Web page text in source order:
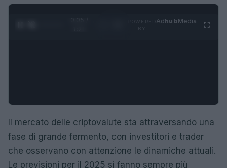
0:05 /
AdhubMedia
Il mercato delle criptovalute sta attraversando una
fase di grande fermento, con investitori e trader
che osservano con attenzione le dinamiche attuali.
Le previsioni per il 2025 si fanno sempre più